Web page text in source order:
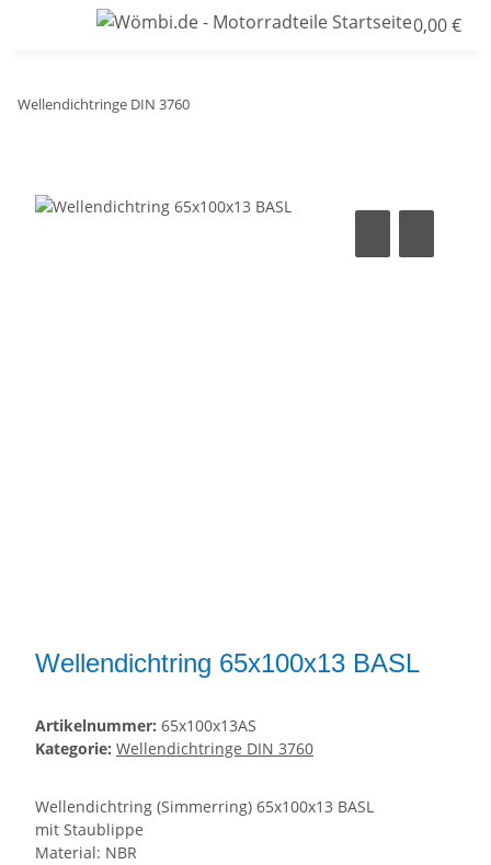
0,00 €
Wellendichtringe DIN 3760
Wellendichtring 65x100x13 BASL
Artikelnummer: 65x100x13AS
Kategorie: Wellendichtringe DIN 3760
Wellendichtring (Simmerring) 65x100x13 BASL
mit Staublippe
Material: NBR